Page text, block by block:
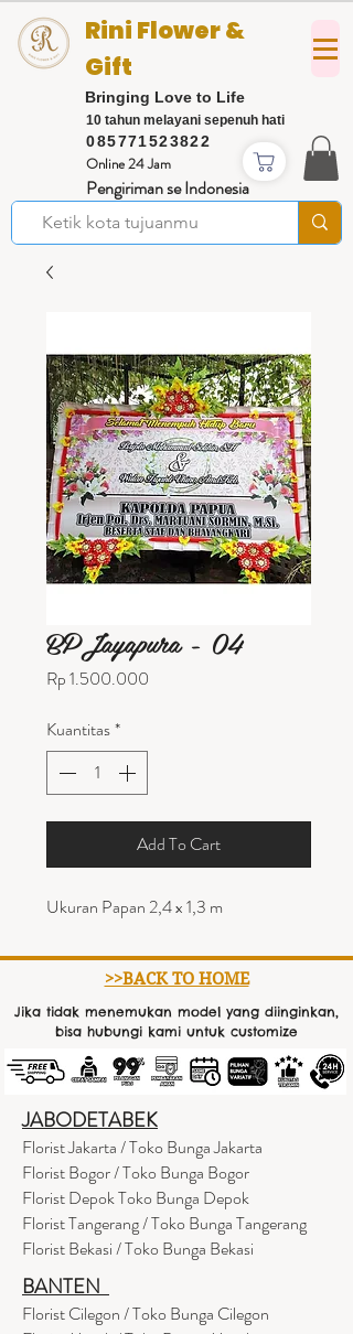
085771523822
Rini Flower &
Gift
Bringing Love to Life
Online 24 Jam
Pengiriman se Indonesia
10 tahun melayani sepenuh hati
BPJayapura - 04
Rp 1.500.000
Kuantitas*
Add To Cart
Ukuran Papan 2,4 x 1,3 m
>>BACK TO HOME
Jika tidak menemukan model yang diinginkan,
bisa hubungi kami untuk customize
JABODETABEK
Florist Jakarta / Toko Bunga Jakarta
Florist Bogor / Toko Bunga Bogor
Florist Depok Toko Bunga Depok
Florist Tangerang / Toko Bunga Tangerang
Florist Bekasi / Toko Bunga Bekasi
BANTEN
Florist Cilegon / Toko Bunga Cilegon